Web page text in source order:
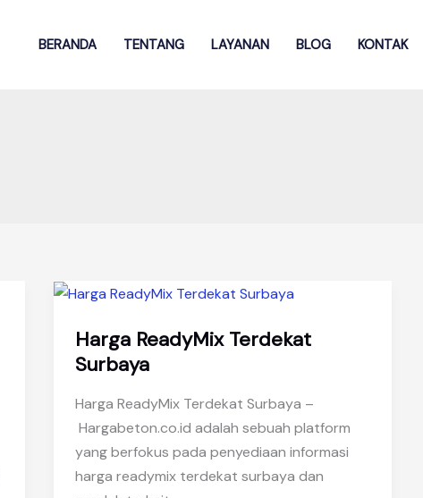
BERANDA TENTANG LAYANAN BLOG KONTAK
Harga ReadyMix Terdekat
Surbaya
Harga ReadyMix Terdekat Surbaya –
Hargabeton.co.id adalah sebuah platform
yang berfokus pada penyediaan informasi
harga readymix terdekat surbaya dan